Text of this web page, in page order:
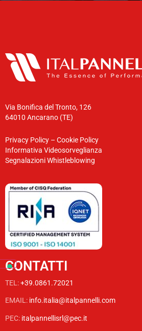
Via Bonifica del Tronto, 126
64010 Ancarano (TE)
Privacy Policy – Cookie Policy
Informativa Videosorveglianza
Segnalazioni Whistleblowing
CONTATTI
TEL:+39.0861.72021
EMAIL: info.italia@italpannelli.com
PEC: italpannellisrl@pec.it